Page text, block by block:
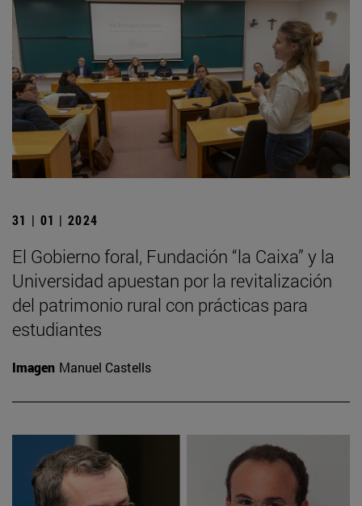
31 | 01 | 2024
El Gobierno foral, Fundación “la Caixa” y la
Universidad apuestan por la revitalización
del patrimonio rural con prácticas para
estudiantes
Imagen Manuel Castells